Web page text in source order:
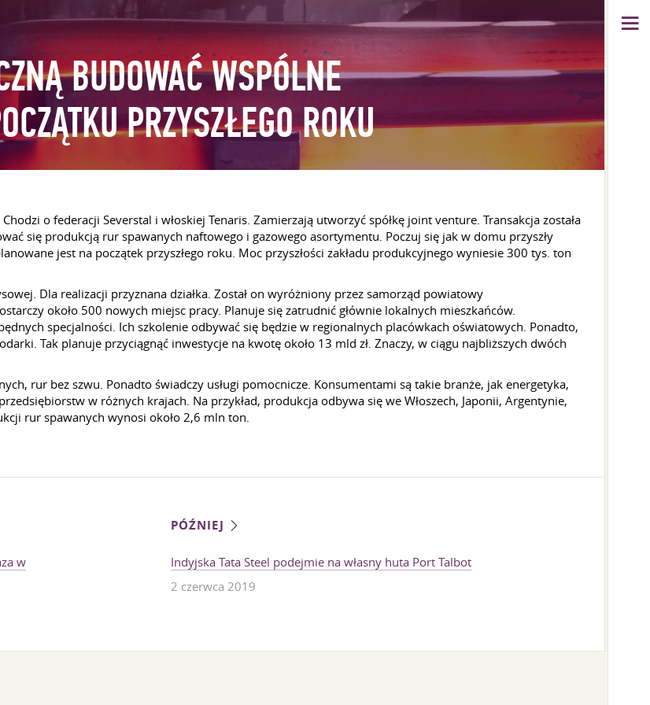
BUDOWAĆ WSPÓLNE
PRZYSZŁEGO ROKU
o federacji Severstal i włoskiej Tenaris. Zamierzają utworzyć spółkę joint venture. Transakcja została
się produkcją rur spawanych naftowego i gazowego asortymentu. Poczuj się jak w domu przyszły
jest na początek przyszłego roku. Moc przyszłości zakładu produkcyjnego wyniesie 300 tys. ton
Dla realizacji przyznana działka. Został on wyróżniony przez samorząd powiatowy
około 500 nowych miejsc pracy. Planuje się zatrudnić głównie lokalnych mieszkańców.
specjalności. Ich szkolenie odbywać się będzie w regionalnych placówkach oświatowych. Ponadto,
Tak planuje przyciągnąć inwestycje na kwotę około 13 mld zł. Znaczy, w ciągu najbliższych dwóch
rur bez szwu. Ponadto świadczy usługi pomocnicze. Konsumentami są takie branże, jak energetyka,
w różnych krajach. Na przykład, produkcja odbywa się we Włoszech, Japonii, Argentynie,
rur spawanych wynosi około 2,6 mln ton.
w
PÓŹNIEJ
Indyjska Tata Steel podejmie na własny huta Port Talbot
2 czerwca 2019